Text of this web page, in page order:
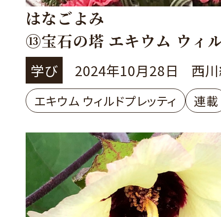
はなごよみ
⑬宝石の塔 エキウム ウィ
ティ
学び 2024年10月28日 西
エキウム ウィルドプレッティ 連載